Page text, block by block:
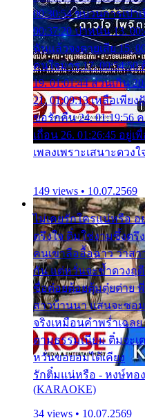
00:30:54 ขบวนการเปา
00:37:20 ปาหนัน 13.
ฉันแล้วจงตายเสีย 15.
คนใจมาร 17.
19. 01:01:44 ส่วนเกิน
21. 01:09:13 เหลือเพียง
ขอรักคืน 24. 01:19:56
เถื่อน 26. 01:26:45 อยู่เ
เพลงเพราะเสนาะดวง
149 views • 10.07.2569
ไม่เคยรักใครแน่หรือ
ตรึงใจ ติ๋มใช่งามซึ้งต
คนเขาลืออื้อฉาว ว่าส
กัน แต่หวั่นจะช้ำดวงฤ
ชื่อต๋อยต้อยตุ้มตุ๋ยต่าย พี่
สาวบ้านนา แสนจะซอ
จริงเหมือนคำพร่ำเฉล
ตามธรรมเนียม ติ๋มจะเ
หวั่นขอยอมได้เคียง
รักติ๋มแน่หรือ - หงษ์ทอ
(KARAOKE)
34 views • 10.07.2569